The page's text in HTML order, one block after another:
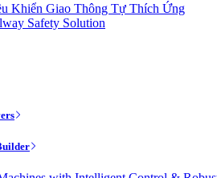
Khiển Giao Thông Tự Thích Ứng
Safety Solution